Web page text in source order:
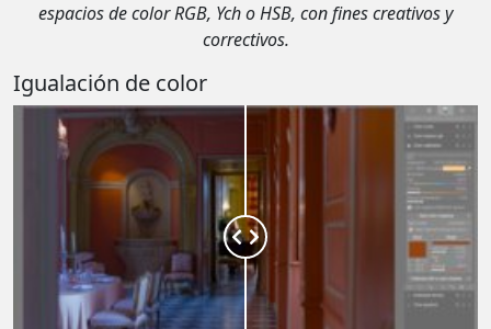
espacios de color RGB, Ych o HSB, con fines creativos y
correctivos.
Igualación de color